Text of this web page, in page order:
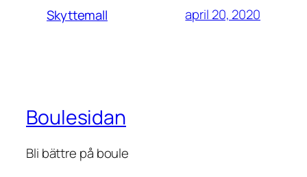
Skyttemall april 20, 2020
Boulesidan
Bli bättre på boule